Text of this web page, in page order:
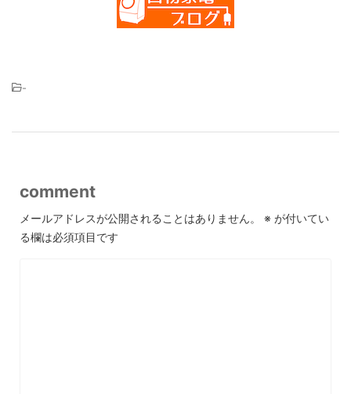
-
comment
メールアドレスが公開されることはありません。 ※ が付いてい
る欄は必須項目です